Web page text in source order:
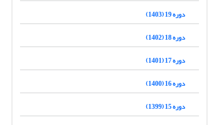
دوره 19 (1403)
دوره 18 (1402)
دوره 17 (1401)
دوره 16 (1400)
دوره 15 (1399)